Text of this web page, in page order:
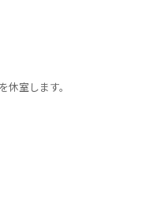
室します。